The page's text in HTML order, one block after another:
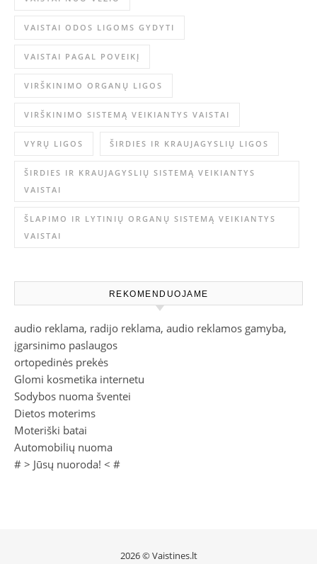
VAISTAI ODOS LIGOMS GYDYTI
VAISTAI PAGAL POVEIKĮ
VIRŠKINIMO ORGANŲ LIGOS
VIRŠKINIMO SISTEMĄ VEIKIANTYS VAISTAI
VYRŲ LIGOS ŠIRDIES IR KRAUJAGYSLIŲ LIGOS
ŠIRDIES IR KRAUJAGYSLIŲ SISTEMĄ VEIKIANTYS
VAISTAI
ŠLAPIMO IR LYTINIŲ ORGANŲ SISTEMĄ VEIKIANTYS
VAISTAI
REKOMENDUOJAME
audio reklama, radijo reklama, audio reklamos gamyba,
įgarsinimo paslaugos
ortopedinės prekės
Glomi kosmetika internetu
Sodybos nuoma šventei
Dietos moterims
Moteriški batai
Automobilių nuoma
# > Jūsų nuoroda! < #
2026 © Vaistines.lt